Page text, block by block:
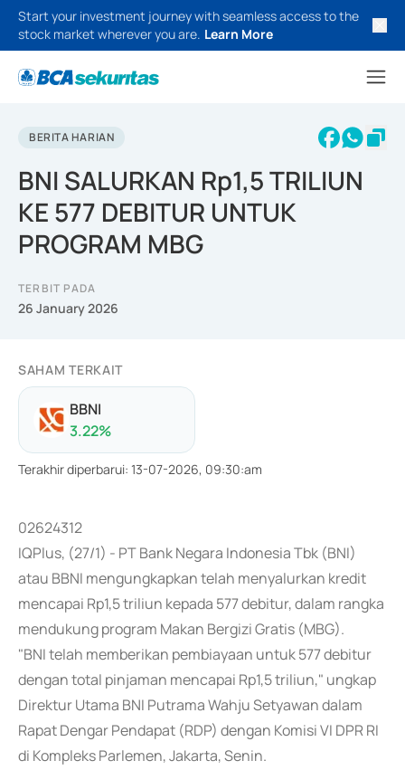
Start your investment journey with seamless access to the
stock market wherever you are. Learn More
BERITA HARIAN
BNI SALURKAN Rp1,5 TRILIUN
KE 577 DEBITUR UNTUK
PROGRAM MBG
TERBIT PADA
26 January 2026
SAHAM TERKAIT
BBNI
3.22%
Terakhir diperbarui: 13-07-2026, 09:30:am
02624312
IQPlus, (27/1) - PT Bank Negara Indonesia Tbk (BNI)
atau BBNI mengungkapkan telah menyalurkan kredit
mencapai Rp1,5 triliun kepada 577 debitur, dalam rangka
mendukung program Makan Bergizi Gratis (MBG).
"BNI telah memberikan pembiayaan untuk 577 debitur
dengan total pinjaman mencapai Rp1,5 triliun," ungkap
Direktur Utama BNI Putrama Wahju Setyawan dalam
Rapat Dengar Pendapat (RDP) dengan Komisi VI DPR RI
di Kompleks Parlemen, Jakarta, Senin.